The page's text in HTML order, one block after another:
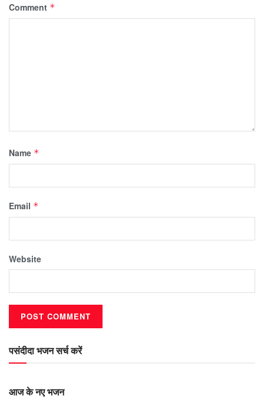
Comment *
Name *
Email *
Website
पसंदीदा भजन सर्च करें
आज के नए भजन